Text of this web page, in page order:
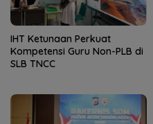
IHT Ketunaan Perkuat
Kompetensi Guru Non-PLB di
SLB TNCC